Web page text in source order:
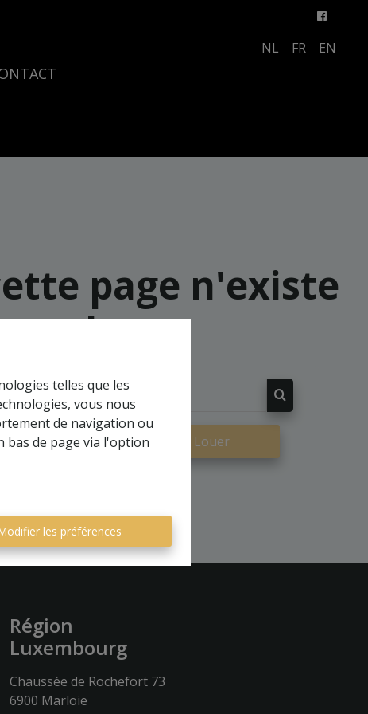
telles que les
vous nous
de navigation ou
bas de page via l'option
les préférences
NL FR EN
page n'existe
plus
À Louer
Région
Luxembourg
Chaussée de Rochefort 73
6900 Marloie